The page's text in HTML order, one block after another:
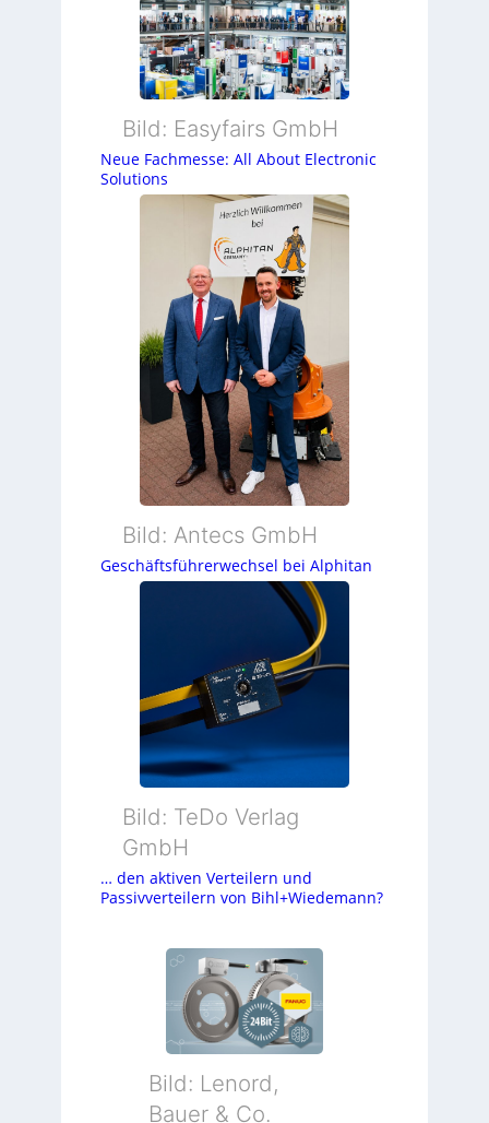
Bild: Easyfairs GmbH
Neue Fachmesse: All About Electronic
Solutions
Bild: Antecs GmbH
Geschäftsführerwechsel bei Alphitan
Bild: TeDo Verlag
GmbH
… den aktiven Verteilern und
Passivverteilern von Bihl+Wiedemann?
Bild: Lenord,
Bauer & Co.